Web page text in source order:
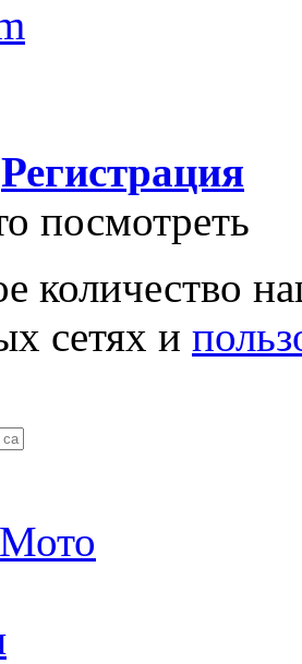
Регистрация
посмотреть
количество
сетях и